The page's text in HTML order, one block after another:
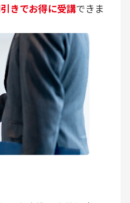
きでお得に受講できま